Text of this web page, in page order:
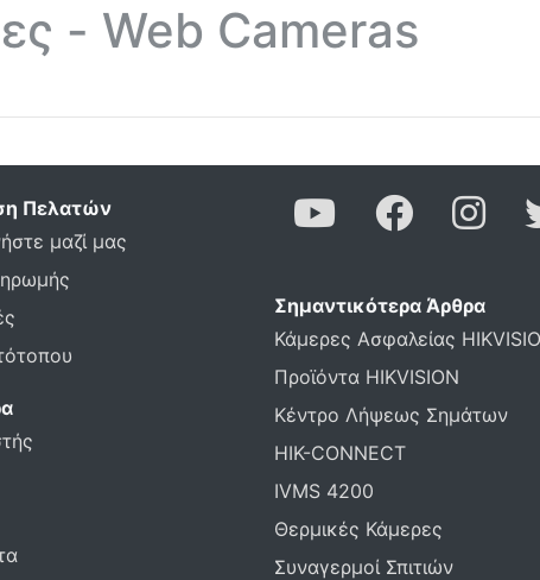
- Web Cameras
Πελατών
μαζί μας
Σημαντικότερα Άρθρα
Κάμερες Ασφαλείας
Προϊόντα HIKVISION
Κέντρο Λήψεως Σημάτων
HIK-CONNECT
IVMS 4200
Θερμικές Κάμερες
Συναγερμοί Σπιτιών